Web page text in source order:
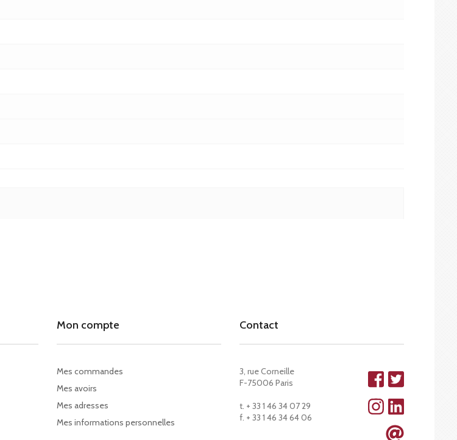
Mon compte
Mes commandes
Mes avoirs
Mes adresses
Mes informations personnelles
Contact
3, rue Corneille
F-75006 Paris
t. + 33 1 46 34 07 29
f. + 33 1 46 34 64 06